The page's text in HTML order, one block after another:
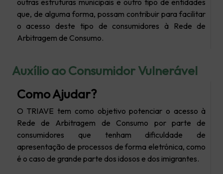
outras estruturas municipais e outro tipo de entidades
que, de alguma forma, possam contribuir para facilitar
o acesso deste tipo de consumidores à Rede de
Arbitragem de Consumo.
Auxílio ao Consumidor Vulnerável
Como Ajudar?
O TRIAVE tem como objetivo potenciar o acesso à
Rede de Arbitragem de Consumo por parte de
consumidores que tenham dificuldade de
apresentação de processos de forma eletrónica, como
é o caso de grande parte dos idosos e dos imigrantes.